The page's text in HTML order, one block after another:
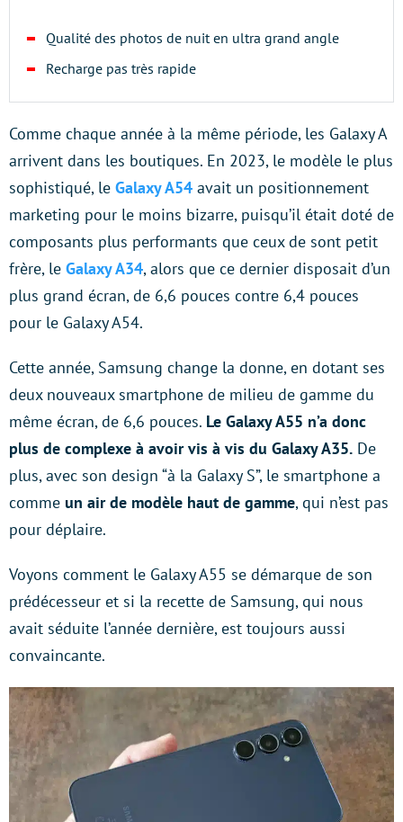
Qualité des photos de nuit en ultra grand angle
Recharge pas très rapide
Comme chaque année à la même période, les Galaxy A
arrivent dans les boutiques. En 2023, le modèle le plus
sophistiqué, le Galaxy A54 avait un positionnement
marketing pour le moins bizarre, puisqu’il était doté de
composants plus performants que ceux de sont petit
frère, le Galaxy A34, alors que ce dernier disposait d’un
plus grand écran, de 6,6 pouces contre 6,4 pouces
pour le Galaxy A54.
Cette année, Samsung change la donne, en dotant ses
deux nouveaux smartphone de milieu de gamme du
même écran, de 6,6 pouces. Le Galaxy A55 n’a donc
plus de complexe à avoir vis à vis du Galaxy A35. De
plus, avec son design “à la Galaxy S”, le smartphone a
comme un air de modèle haut de gamme, qui n’est pas
pour déplaire.
Voyons comment le Galaxy A55 se démarque de son
prédécesseur et si la recette de Samsung, qui nous
avait séduite l’année dernière, est toujours aussi
convaincante.